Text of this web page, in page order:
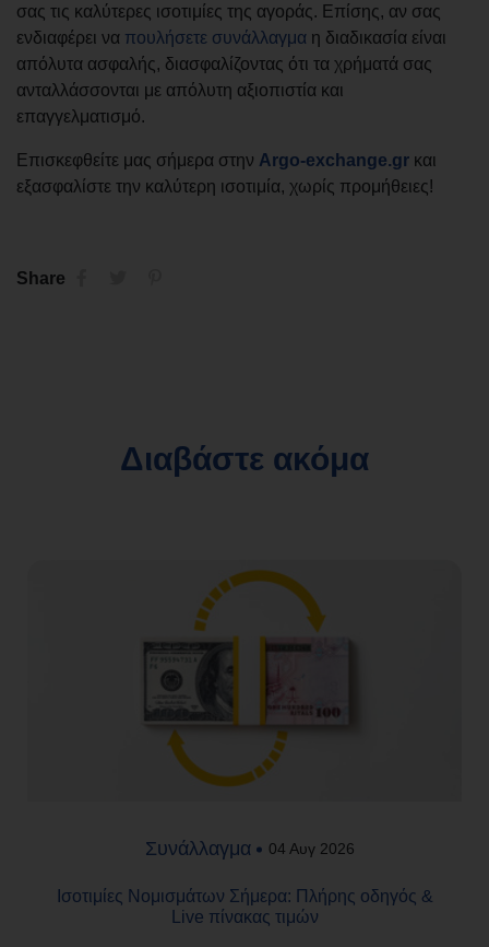
σας τις καλύτερες ισοτιμίες της αγοράς. Επίσης, αν σας
ενδιαφέρει να πουλήσετε συνάλλαγμα η διαδικασία είναι
απόλυτα ασφαλής, διασφαλίζοντας ότι τα χρήματά σας
ανταλλάσσονται με απόλυτη αξιοπιστία και
επαγγελματισμό.
Επισκεφθείτε μας σήμερα στην Argo-exchange.gr και
εξασφαλίστε την καλύτερη ισοτιμία, χωρίς προμήθειες!
Share
Διαβάστε ακόμα
Συνάλλαγμα 04 Αυγ 2026
Ισοτιμίες Νομισμάτων Σήμερα: Πλήρης οδηγός &
Live πίνακας τιμών